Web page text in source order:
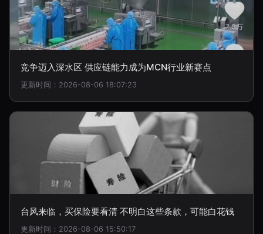
竞争迈入深水区 供应链能力成为MCN行业新赛点
更新时间：2026-08-06 18:07:23
台风来临，买保险要看清 不明白这些条款，可能白花钱
更新时间：2026-08-06 15:50:17